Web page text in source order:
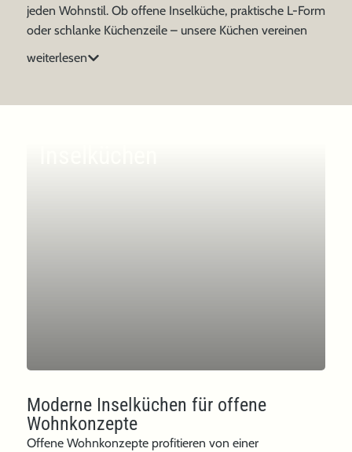
jeden Wohnstil. Ob offene Inselküche, praktische L-Form
oder schlanke Küchenzeile – unsere Küchen vereinen
Design und Funktion auf ideale Weise. Finden Sie die
weiterlesen
Moderne Inselküchen für offene
Wohnkonzepte
Offene Wohnkonzepte profitieren von einer